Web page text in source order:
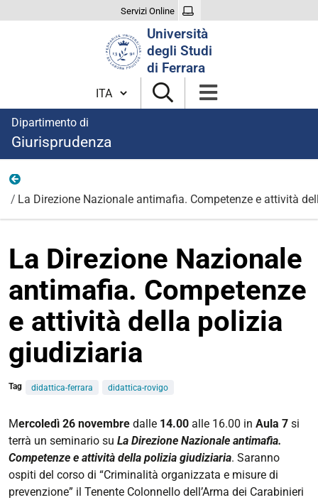
Servizi Online
Università
degli Studi
di Ferrara
Cambia lingua
Dipartimento di
Giurisprudenza
La Direzione Nazionale antimafia. Competenze e attività
La Direzione Nazionale
antimafia. Competenze
e attività della polizia
giudiziaria
Tag didattica-ferrara didattica-rovigo
https://giuri.unife.it/it/eventi/la-
direzione-
nazionale-
antimafia-
competenze-
Mercoledì 26 novembre dalle 14.00 alle 16.00 in Aula 7 si
terrà un seminario su La Direzione Nazionale antimafia.
Competenze e attività della polizia giudiziaria. Saranno
ospiti del corso di “Criminalità organizzata e misure di
prevenzione” il Tenente Colonnello dell’Arma dei Carabinieri